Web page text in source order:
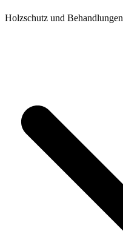
Holzschutz und Behandlungen